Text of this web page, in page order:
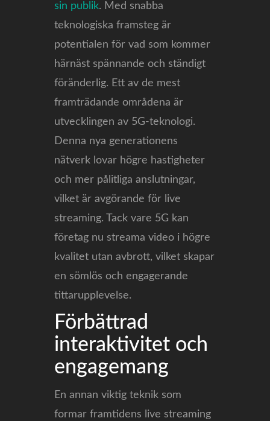
sin publik. Med snabba
teknologiska framsteg är
potentialen för vad som kommer
härnäst spännande och ständigt
föränderlig. Ett av de mest
framträdande områdena är
utvecklingen av 5G-teknologi.
Denna nya generationens
nätverk lovar högre hastigheter
och mer pålitliga anslutningar,
vilket är avgörande för live
streaming. Tack vare 5G kan
företag nu streama video i högre
kvalitet utan avbrott, vilket skapar
en sömlös och engagerande
tittarupplevelse.
Förbättrad
interaktivitet och
engagemang
En annan viktig teknik som
formar framtidens live streaming